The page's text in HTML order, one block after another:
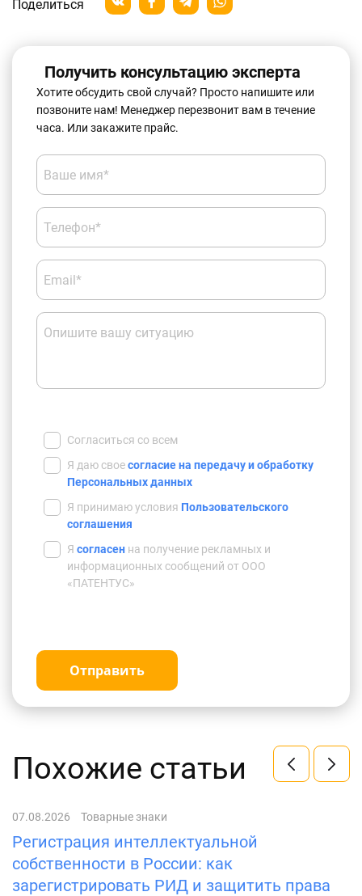
Поделиться
Получить консультацию эксперта
Хотите обсудить свой случай? Просто напишите или
позвоните нам! Менеджер перезвонит вам в течение
часа. Или закажите прайс.
Ваше имя*
Телефон*
Email*
Опишите вашу ситуацию
Согласиться со всем
Я даю своесогласие на передачу и обработку
Персональных данных
Я принимаю условия Пользовательского
соглашения
Я согласен на получение рекламных и
информационных сообщений от ООО
«ПАТЕНТУС»
Отправить
Похожие статьи
07.08.2026 Товарные знаки
Регистрация интеллектуальной
собственности в России: как
зарегистрировать РИД и защитить права